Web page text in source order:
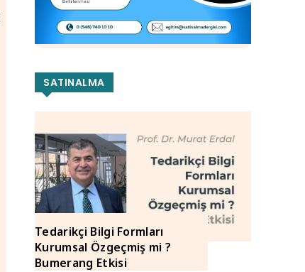
SATINALMA
Tedarikçi Bilgi Formları
Kurumsal Özgeçmiş mi ?
Bumerang Etkisi